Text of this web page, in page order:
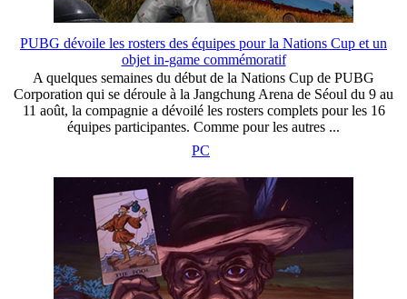
PUBG dévoile les rosters des équipes pour la Nations Cup et un
objet in-game commémoratif
A quelques semaines du début de la Nations Cup de PUBG
Corporation qui se déroule à la Jangchung Arena de Séoul du 9 au
11 août, la compagnie a dévoilé les rosters complets pour les 16
équipes participantes. Comme pour les autres ...
PC